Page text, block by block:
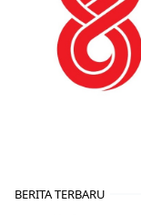
BERITA TERBARU